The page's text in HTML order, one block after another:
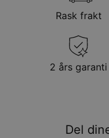
Rask frakt
2 års garanti
Del